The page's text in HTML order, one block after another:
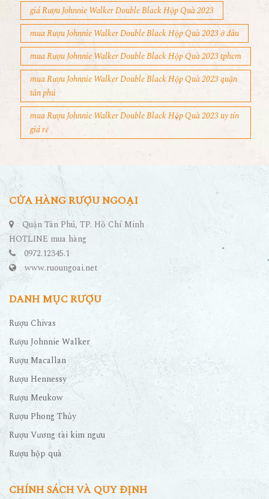
giá Rượu Johnnie Walker Double Black Hộp Quà 2023
mua Rượu Johnnie Walker Double Black Hộp Quà 2023 ở đâu
mua Rượu Johnnie Walker Double Black Hộp Quà 2023 tphcm
mua Rượu Johnnie Walker Double Black Hộp Quà 2023 quận
tân phú
mua Rượu Johnnie Walker Double Black Hộp Quà 2023 uy tín
giá rẻ
CỬA HÀNG RƯỢU NGOẠI
Quận Tân Phú, TP. Hồ Chí Minh
HOTLINE mua hàng
0972.12345.1
www.ruoungoai.net
DANH MỤC RƯỢU
Rượu Chivas
Rượu Johnnie Walker
Rượu Macallan
Rượu Hennessy
Rượu Meukow
Rượu Phong Thủy
Rượu Vương tài kim ngưu
Rượu hộp quà
CHÍNH SÁCH VÀ QUY ĐỊNH